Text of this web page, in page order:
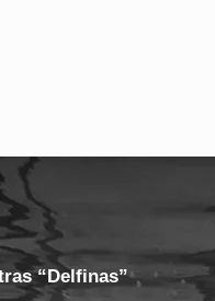
“Delfinas”